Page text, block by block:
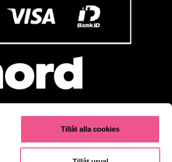
Tillåt alla cookies
Populärt